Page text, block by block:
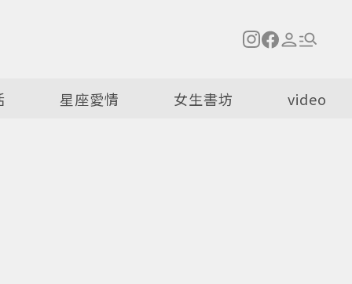
星座愛情 女生書坊 video